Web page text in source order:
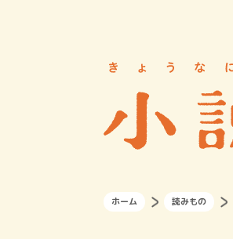
ホーム 読みもの